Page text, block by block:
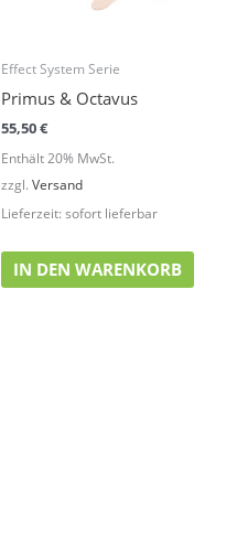
Effect System Serie
Primus & Octavus
55,50€
Enthält 20% MwSt.
zzgl. Versand
Lieferzeit: sofort lieferbar
IN DEN WARENKORB